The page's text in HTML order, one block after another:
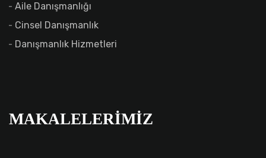
Aile Danışmanlığı
Cinsel Danışmanlık
Danışmanlık Hizmetleri
MAKALELERIMIZ